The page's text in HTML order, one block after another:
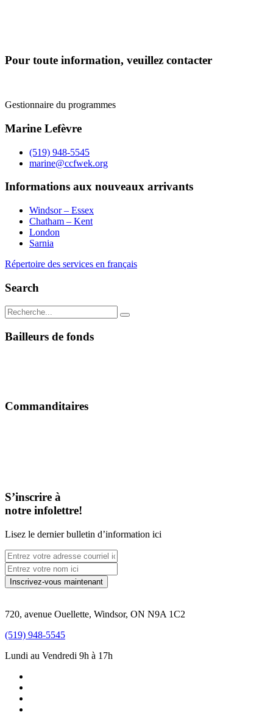
Pour toute information, veuillez contacter
Gestionnaire du programmes
Marine Lefèvre
(519) 948-5545
marine@ccfwek.org
Informations aux nouveaux arrivants
Windsor – Essex
Chatham – Kent
London
Sarnia
Répertoire des services en français
Search
Bailleurs de fonds
Commanditaires
S’inscrire à
notre infolettre!
Lisez le dernier bulletin d’information ici
720, avenue Ouellette, Windsor, ON N9A 1C2
(519) 948-5545
Lundi au Vendredi 9h à 17h